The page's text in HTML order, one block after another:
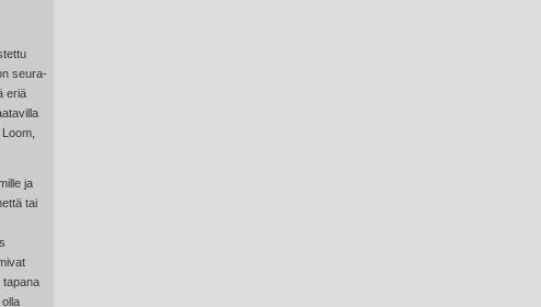
seura-
eriä
ja
tai
tapana